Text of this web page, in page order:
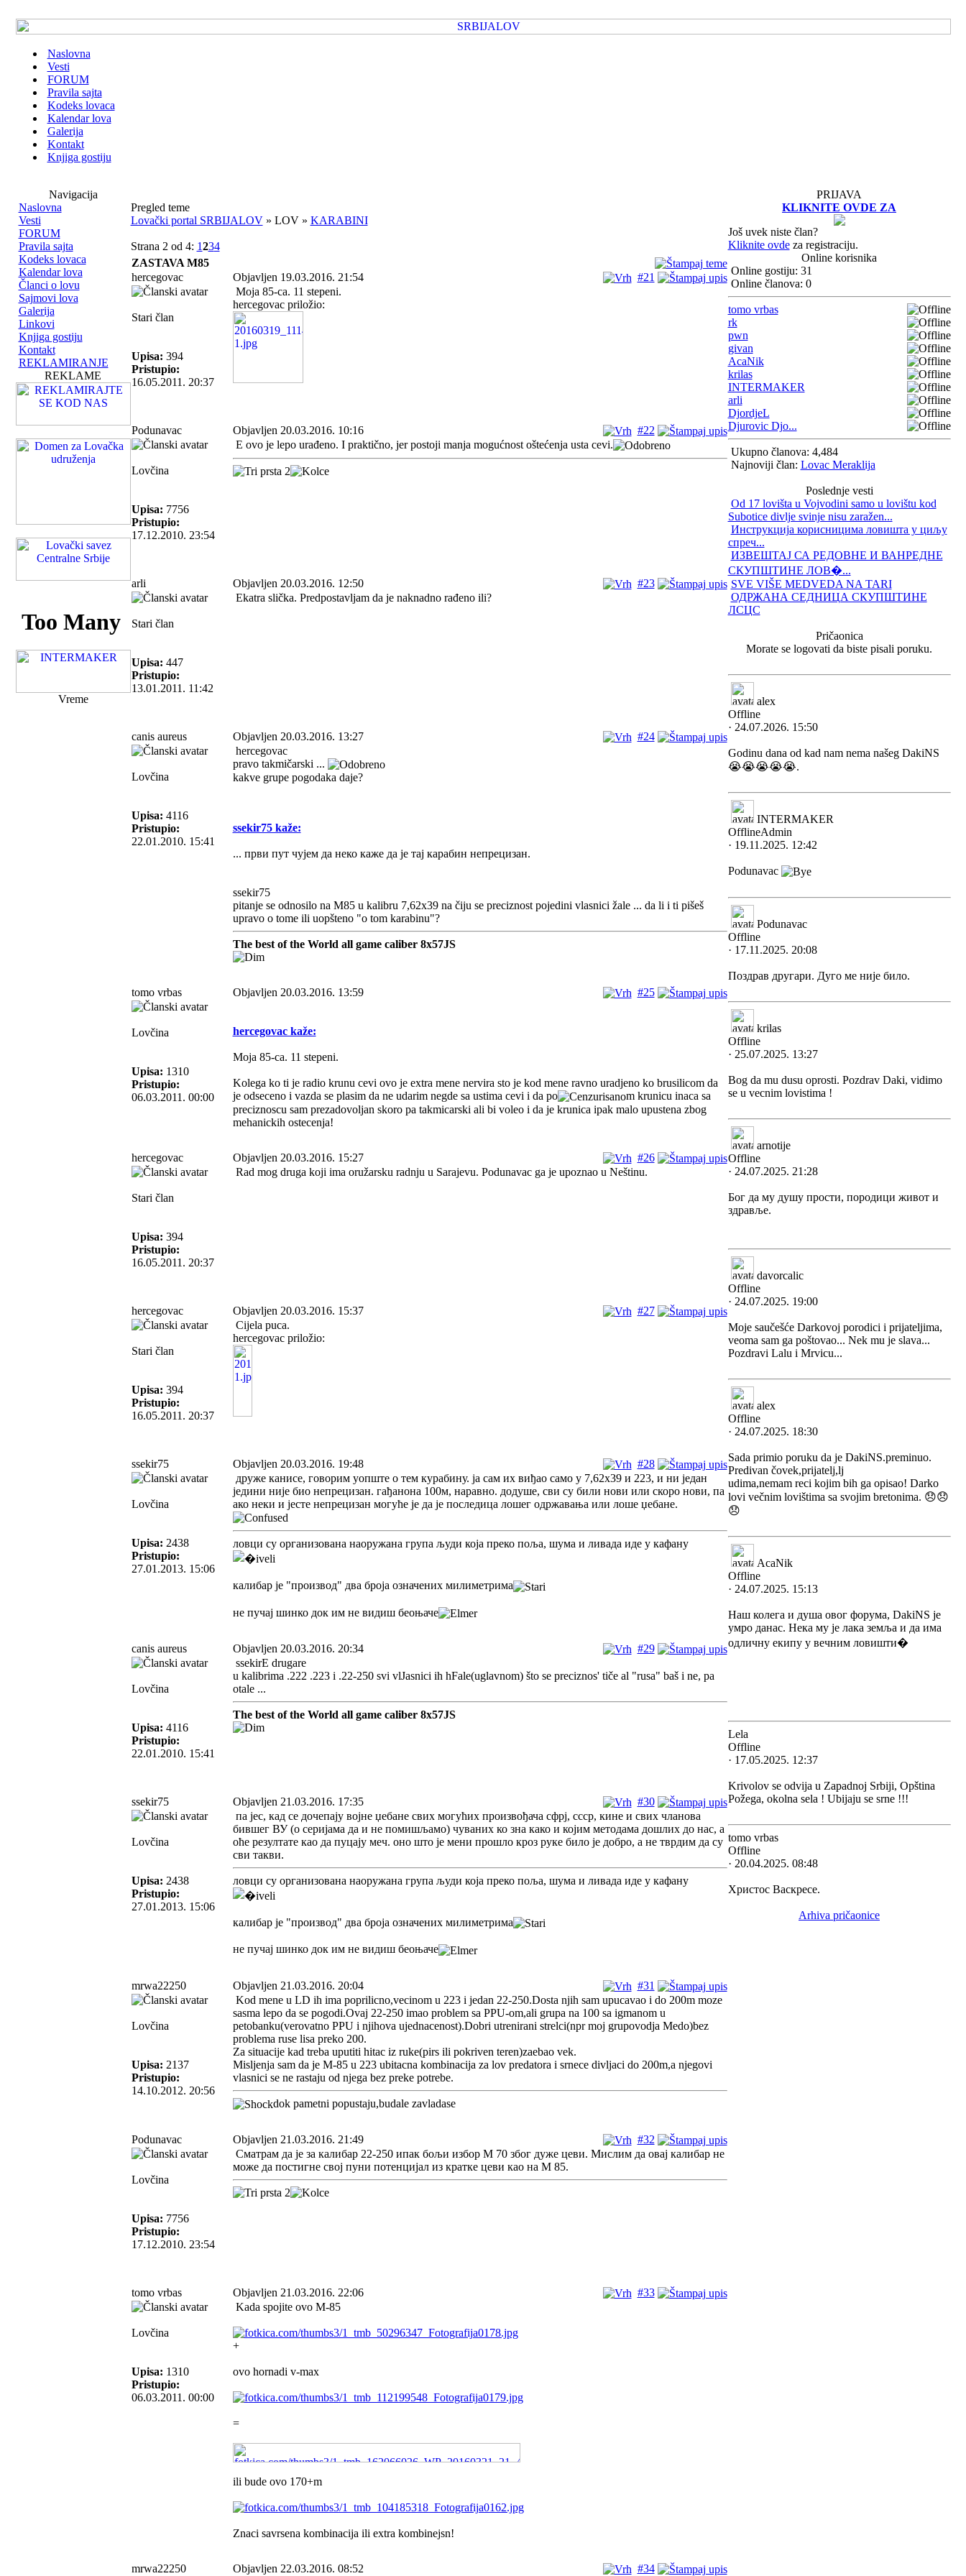
Naslovna
Vesti
FORUM
Pravila sajta
Kodeks lovaca
Kalendar lova
Galerija
Kontakt
Knjiga gostiju
Navigacija
Naslovna
Vesti
FORUM
Pravila sajta
Kodeks lovaca
Kalendar lova
Članci o lovu
Sajmovi lova
Galerija
Linkovi
Knjiga gostiju
Kontakt
REKLAMIRANJE
REKLAME
Vreme
Pregled teme
Lovački portal SRBIJALOV» LOV » KARABINI
Strana 2 od 4: 1234
ZASTAVA M85
hercegovac
#21
Objavljen 19.03.2016. 21:54
Stari član
Upisa: 394
Pristupio:
16.05.2011. 20:37
Moja 85-ca. 11 stepeni.
hercegovac priložio:
Podunavac #22
Objavljen 20.03.2016. 10:16
Lovčina
Upisa: 7756
Pristupio:
17.12.2010. 23:54
E ovo je lepo urađeno. I praktično, jer postoji manja mogućnost oštećenja usta cevi.
arli #23
Objavljen 20.03.2016. 12:50
Stari član
Upisa: 447
Pristupio:
13.01.2011. 11:42
Ekatra slička. Predpostavljam da je naknadno rađeno ili?
canis aureus #24
Objavljen 20.03.2016. 13:27
Lovčina
Upisa: 4116
Pristupio:
22.01.2010. 15:41
hercegovac
pravo takmičarski ...
kakve grupe pogodaka daje?
ssekir75 kaže:
... први пут чујем да неко каже да је тај карабин непрецизан.
ssekir75
pitanje se odnosilo na M85 u kalibru 7,62x39 na čiju se preciznost pojedini vlasnici žale ... da li i ti pišeš
upravo o tome ili uopšteno "o tom karabinu"?
The best of the World all game caliber 8x57JS
tomo vrbas #25
Objavljen 20.03.2016. 13:59
Lovčina
Upisa: 1310
Pristupio:
06.03.2011. 00:00
hercegovac kaže:
Moja 85-ca. 11 stepeni.
Kolega ko ti je radio krunu cevi ovo je extra mene nervira sto je kod mene ravno uradjeno ko brusilicom da
je odseceno i vazda se plasim da ne udarim negde sa ustima cevi i da po
m krunicu inaca sa
preciznoscu sam prezadovoljan skoro pa takmicarski ali bi voleo i da je krunica ipak malo upustena zbog
mehanickih ostecenja!
hercegovac #26
Objavljen 20.03.2016. 15:27
Stari član
Upisa: 394
Pristupio:
16.05.2011. 20:37
Rad mog druga koji ima oružarsku radnju u Sarajevu. Podunavac ga je upoznao u Neštinu.
hercegovac #27
Objavljen 20.03.2016. 15:37
Stari član
Upisa: 394
Pristupio:
16.05.2011. 20:37
Cijela puca.
hercegovac priložio:
ssekir75 #28
Objavljen 20.03.2016. 19:48
Lovčina
Upisa: 2438
Pristupio:
27.01.2013. 15:06
друже канисе, говорим уопште о тем курабину. ја сам их виђао само у 7,62х39 и 223, и ни један
једини није био непрецизан. гађанона 100м, наравно. додуше, сви су били нови или скоро нови, па
ако неки и јесте непрецизан могуће је да је последица лошег одржавања или лоше џебане.
ловци су организована наоружана група људи која преко поља, шума и ливада иде у кафану
калибар је "производ" два броја означених милиметрима
не пучај шинко док им не видиш беоњаче
canis aureus #29
Objavljen 20.03.2016. 20:34
Lovčina
Upisa: 4116
Pristupio:
22.01.2010. 15:41
ssekirE drugare
u kalibrima .222 .223 i .22-250 svi vlJasnici ih hFale(uglavnom) što se preciznos' tiče al "rusa" baš i ne, pa
otale ...
The best of the World all game caliber 8x57JS
ssekir75 #30
Objavljen 21.03.2016. 17:35
Lovčina
Upisa: 2438
Pristupio:
27.01.2013. 15:06
па јес, кад се дочепају војне џебане свих могућих произвођача сфрј, ссср, кине и свих чланова
бившег ВУ (о серијама да и не помишљамо) чуваних ко зна како и којим методама дошлих до нас, а
оће резултате као да пуцају меч. оно што је мени прошло кроз руке било је добро, а не тврдим да су
сви такви.
ловци су организована наоружана група људи која преко поља, шума и ливада иде у кафану
калибар је "производ" два броја означених милиметрима
не пучај шинко док им не видиш беоњаче
mrwa22250 #31
Objavljen 21.03.2016. 20:04
Lovčina
Upisa: 2137
Pristupio:
14.10.2012. 20:56
Kod mene u LD ih ima poprilicno,vecinom u 223 i jedan 22-250.Dosta njih sam upucavao i do 200m moze
sasma lepo da se pogodi.Ovaj 22-250 imao problem sa PPU-om,ali grupa na 100 sa igmanom u
petobanku(verovatno PPU i njihova ujednacenost).Dobri utrenirani strelci(npr moj grupovodja Medo)bez
problema ruse lisa preko 200.
Za situacije kad treba uputiti hitac iz ruke(pirs ili pokriven teren)zaebao vek.
Misljenja sam da je M-85 u 223 ubitacna kombinacija za lov predatora i srnece divljaci do 200m,a njegovi
vlasnici se ne rastaju od njega bez preke potrebe.
dok pametni popustaju,budale zavladase
Podunavac #32
Objavljen 21.03.2016. 21:49
Lovčina
Upisa: 7756
Pristupio:
17.12.2010. 23:54
Сматрам да је за калибар 22-250 ипак бољи избор М 70 због дуже цеви. Мислим да овај калибар не
може да постигне свој пуни потенцијал из кратке цеви као на М 85.
tomo vrbas #33
Objavljen 21.03.2016. 22:06
Lovčina
Upisa: 1310
Pristupio:
06.03.2011. 00:00
Kada spojite ovo M-85
+
ovo hornadi v-max
=
ili bude ovo 170+m
Znaci savrsena kombinacija ili extra kombinejsn!
mrwa22250 #34
Objavljen 22.03.2016. 08:52
PRIJAVA
KLIKNITE OVDE ZA
Još uvek niste član?
Kliknite ovdeza registraciju.
Online korisnika
Online gostiju: 31
Online članova: 0
tomo vrbas
rk
pwn
givan
AcaNik
krilas
INTERMAKER
arli
DjordjeL
Djurovic Djo...
Ukupno članova: 4,484
Najnoviji član: Lovac Meraklija
Poslednje vesti
Od 17 lovišta u Vojvodini samo u lovištu kod
Subotice divlje svinje nisu zaražen...
Инструкција корисницима ловишта у циљу
спреч...
ИЗВЕШТАЈ СА РЕДОВНЕ И ВАНРЕДНЕ
СКУПШТИНЕ ЛОВ�...
SVE VIŠE MEDVEDA NA TARI
ОДРЖАНА СЕДНИЦА СКУПШТИНЕ
ЛСЦС
Pričaonica
Morate se logovati da biste pisali poruku.
alex
Offline
· 24.07.2026. 15:50
Godinu dana od kad nam nema našeg DakiNS
😭😭😭😭😭.
INTERMAKER
OfflineAdmin
· 19.11.2025. 12:42
Podunavac
Podunavac
Offline
· 17.11.2025. 20:08
Поздрав другари. Дуго ме није било.
krilas
Offline
· 25.07.2025. 13:27
Bog da mu dusu oprosti. Pozdrav Daki, vidimo
se u vecnim lovistima !
arnotije
Offline
· 24.07.2025. 21:28
Бог да му душу прости, породици живот и
здравље.
davorcalic
Offline
· 24.07.2025. 19:00
Moje saučešće Darkovoj porodici i prijateljima,
veoma sam ga poštovao... Nek mu je slava...
Pozdravi Lalu i Mrvicu...
alex
Offline
· 24.07.2025. 18:30
Sada primio poruku da je DakiNS.preminuo.
Predivan čovek,prijatelj,lj
udima,nemam reci kojim bih ga opisao! Darko
lovi večnim lovištima sa svojim bretonima. 😞😞
😞
AcaNik
Offline
· 24.07.2025. 15:13
Наш колега и душа овог форума, DakiNS је
умро данас. Нека му је лака земља и да има
одличну екипу у вечним ловишти�
Lela
Offline
· 17.05.2025. 12:37
Krivolov se odvija u Zapadnoj Srbiji, Opština
Požega, okolna sela ! Ubijaju se srne !!!
tomo vrbas
Offline
· 20.04.2025. 08:48
Христос Васкресе.
Arhiva pričaonice